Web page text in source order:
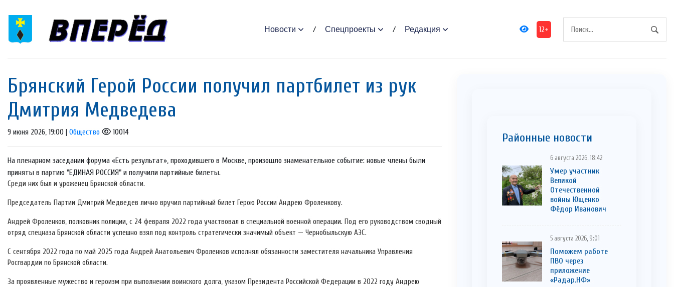
Новости Спецпроекты Редакция 12+
Брянский Герой России получил партбилет из рук
Дмитрия Медведева
9 июня 2026, 19:00 | Общество 10014
На пленарном заседании форума «Есть результат», проходившего в Москве, произошло знаменательное событие: новые члены были
приняты в партию "ЕДИНАЯ РОССИЯ" и получили партийные билеты.
Среди них был и уроженец Брянской области.
Председатель Партии Дмитрий Медведев лично вручил партийный билет Герою России Андрею Фроленкову.
Андрей Фроленков, полковник полиции, с 24 февраля 2022 года участвовал в специальной военной операции. Под его руководством сводный
отряд спецназа Брянской области успешно взял под контроль стратегически значимый объект — Чернобыльскую АЭС.
С сентября 2022 года по май 2025 года Андрей Анатольевич Фроленков исполнял обязанности заместителя начальника Управления
Росгвардии по Брянской области.
За проявленные мужество и героизм при выполнении воинского долга, указом Президента Российской Федерации в 2022 году Андрею
Районные новости
6 августа 2026, 18:42
Умер участник
Великой
Отечественной
войны Ющенко
Фёдор Иванович
5 августа 2026, 9:01
Поможем работе
ПВО через
приложение
«Радар.НФ»